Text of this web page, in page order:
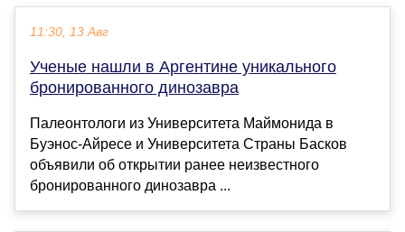
11:30, 13 Авг
Ученые нашли в Аргентине уникального
бронированного динозавра
Палеонтологи из Университета Маймонида в
Буэнос-Айресе и Университета Страны Басков
объявили об открытии ранее неизвестного
бронированного динозавра ...